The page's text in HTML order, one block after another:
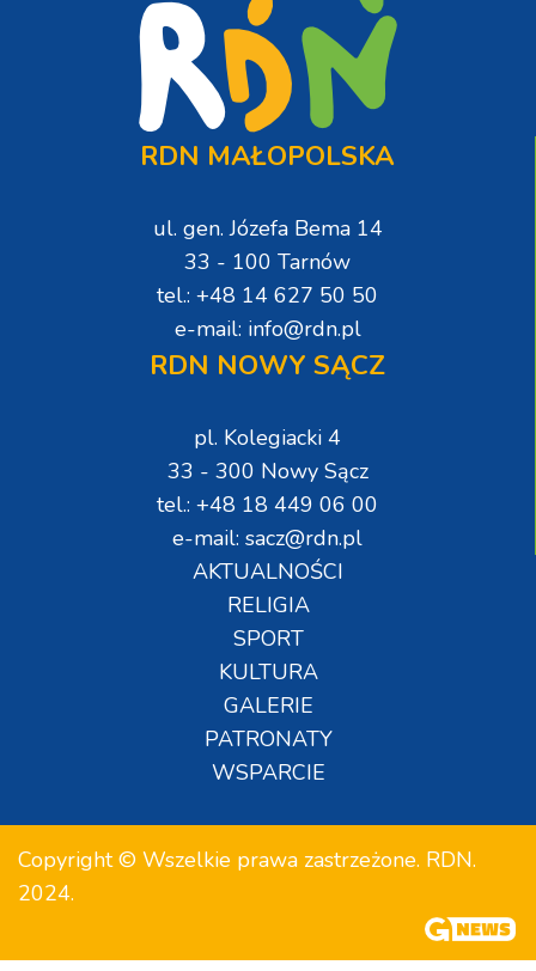
RDN MAŁOPOLSKA
ul. gen. Józefa Bema 14
33 - 100 Tarnów
tel.: +48 14 627 50 50
e-mail: info@rdn.pl
RDN NOWY SĄCZ
pl. Kolegiacki 4
33 - 300 Nowy Sącz
tel.: +48 18 449 06 00
e-mail: sacz@rdn.pl
AKTUALNOŚCI
RELIGIA
SPORT
KULTURA
GALERIE
PATRONATY
WSPARCIE
Copyright © Wszelkie prawa zastrzeżone. RDN.
2024.